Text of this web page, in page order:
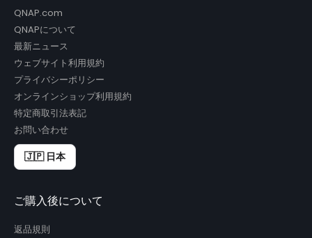
QNAP.com
QNAPについて
最新ニュース
ウェブサイト利用規約
プライバシーポリシー
オンラインショップ利用規約
特定商取引法表記
お問い合わせ
🇯🇵 日本
ご購入後について
返品規則